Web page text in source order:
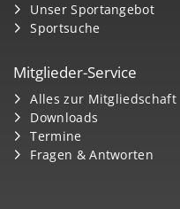
Unser Sportangebot
Sportsuche
Mitglieder-Service
Alles zur Mitgliedschaft
Downloads
Termine
Fragen & Antworten